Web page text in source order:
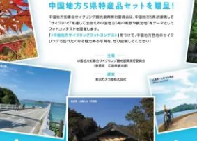
愛媛県
島根県